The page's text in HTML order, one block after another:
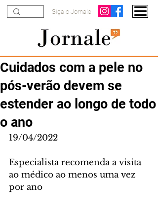
Siga o Jornale
Cuidados com a pele no
pós-verão devem se
estender ao longo de todo
o ano
19/04/2022
Especialista recomenda a visita
ao médico ao menos uma vez
por ano